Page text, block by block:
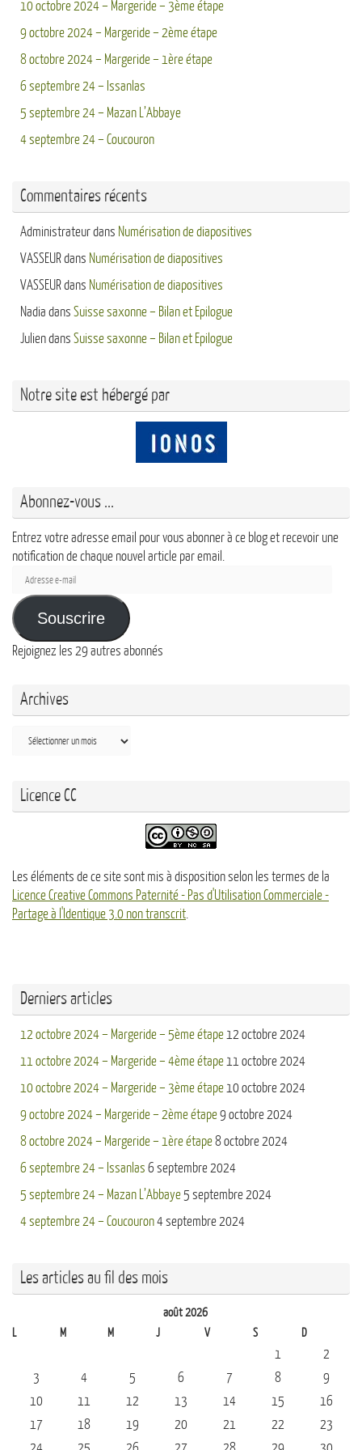
10 octobre 2024 – Margeride – 3ème étape
9 octobre 2024 – Margeride – 2ème étape
8 octobre 2024 – Margeride – 1ère étape
6 septembre 24 – Issanlas
5 septembre 24 – Mazan L’Abbaye
4 septembre 24 – Coucouron
Commentaires récents
Administrateurdans Numérisation de diapositives
VASSEURdans Numérisation de diapositives
VASSEURdans Numérisation de diapositives
Nadia dans Suisse saxonne – Bilan et Epilogue
Juliendans Suisse saxonne – Bilan et Epilogue
Notre site est hébergé par
Abonnez-vous ...
Entrez votre adresse email pour vous abonner à ce blog et recevoir une
notification de chaque nouvel article par email.
Adresse
mail
Souscrire
Rejoignez les 29 autres abonnés
Archives
Archives
Licence CC
Les éléments de ce site sont mis à disposition selon les termes de la
Licence Creative Commons Paternité - Pas d'Utilisation Commerciale -
Partage à l'Identique 3.0 non transcrit
Derniers articles
12 octobre 2024 – Margeride – 5ème étape 12 octobre 2024
11 octobre 2024 – Margeride – 4ème étape 11 octobre 2024
10 octobre 2024 – Margeride – 3ème étape 10 octobre 2024
9 octobre 2024 – Margeride – 2ème étape9 octobre 2024
8 octobre 2024 – Margeride – 1ère étape8 octobre 2024
6 septembre 24 – Issanlas 6 septembre 2024
5 septembre 24 – Mazan L’Abbaye 5 septembre 2024
4 septembre 24 – Coucouron4 septembre 2024
Les articles au fil des mois
août 2026
L
M M J V S D
1
2
3
4 5 6 7 8
9
10
11 12 13 14 15
16
17
18 19 20 21 22
23